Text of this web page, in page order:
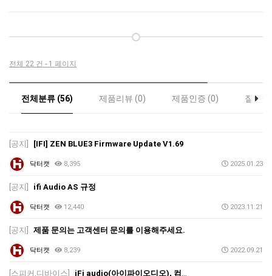
전체 22 건 - 1 페이지
전체분류 (56) 제품리뷰 (0) 제품인증 (0) 질문
[공지] [IFI] ZEN BLUE3 Firmware Update V1.69
닥터캣 8,395 2025.01.23
[공지] ifi Audio AS 규정
닥터캣 12,440 2023.11.21
[공지] 제품 문의는 고객센터 문의를 이용해주세요.
닥터캣 8,239 2022.09.21
[스피커,디바이스] iFi audio(아이파이오디오), 컴팩트한 DAC / 헤드폰 앰프 'Go blu'(고블루) 정식 출시